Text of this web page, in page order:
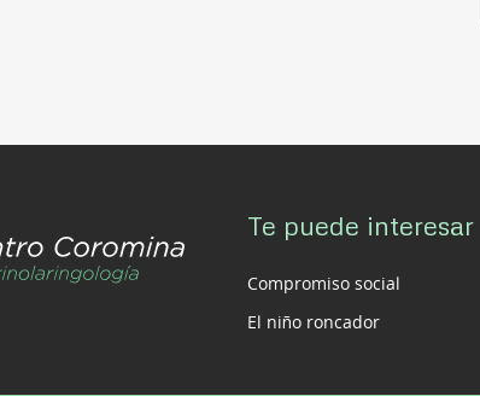
Te puede interesar
Compromiso social
El niño roncador